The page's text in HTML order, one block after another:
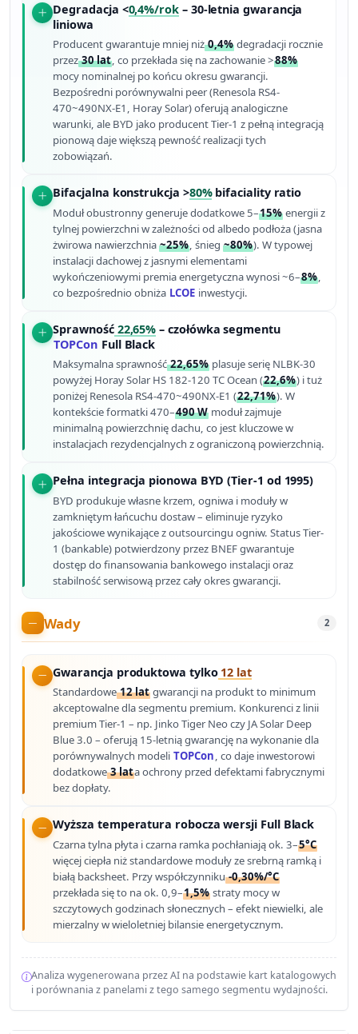
Degradacja <0,4%/rok– 30-letnia gwarancja
liniowa
Producent gwarantuje mniej niż0,4% degradacji rocznie
przez30 lat, co przekłada się na zachowanie >88%
mocy nominalnej po końcu okresu gwarancji.
Bezpośredni porównywalni peer (Renesola RS4-
470~490NX-E1, Horay Solar) oferują analogiczne
warunki, ale BYD jako producent Tier-1 z pełną integracją
pionową daje większą pewność realizacji tych
zobowiązań.
Bifacjalna konstrukcja >80%bifaciality ratio
Moduł obustronny generuje dodatkowe 5–15% energii z
tylnej powierzchni w zależności od albedo podłoża (jasna
żwirowa nawierzchnia~25%, śnieg~80%). W typowej
instalacji dachowej z jasnymi elementami
wykończeniowymi premia energetyczna wynosi ~6–8%,
co bezpośrednio obniża LCOE inwestycji.
Sprawność22,65% – czołówka segmentu
TOPCon Full Black
Maksymalna sprawność22,65% plasuje serię NLBK-30
powyżej Horay Solar HS 182-120 TC Ocean (22,6%) i tuż
poniżej Renesola RS4-470~490NX-E1 (22,71%). W
kontekście formatki 470–490 W moduł zajmuje
minimalną powierzchnię dachu, co jest kluczowe w
instalacjach rezydencjalnych z ograniczoną powierzchnią.
Pełna integracja pionowa BYD (Tier-1 od 1995)
BYD produkuje własne krzem, ogniwa i moduły w
zamkniętym łańcuchu dostaw – eliminuje ryzyko
jakościowe wynikające z outsourcingu ogniw. Status Tier-
1 (bankable) potwierdzony przez BNEF gwarantuje
dostęp do finansowania bankowego instalacji oraz
stabilność serwisową przez cały okres gwarancji.
Wady 2
Gwarancja produktowa tylko12 lat
Standardowe12 lat gwarancji na produkt to minimum
akceptowalne dla segmentu premium. Konkurenci z linii
premium Tier-1 – np. Jinko Tiger Neo czy JA Solar Deep
Blue 3.0 – oferują 15-letnią gwarancję na wykonanie dla
porównywalnych modeli TOPCon, co daje inwestorowi
dodatkowe3 lata ochrony przed defektami fabrycznymi
bez dopłaty.
Wyższa temperatura robocza wersji Full Black
Czarna tylna płyta i czarna ramka pochłaniają ok. 3–5°C
więcej ciepła niż standardowe moduły ze srebrną ramką i
białą backsheet. Przy współczynniku-0,30%/°C
przekłada się to na ok. 0,9–1,5% straty mocy w
szczytowych godzinach słonecznych – efekt niewielki, ale
mierzalny w wieloletniej bilansie energetycznym.
Analiza wygenerowana przez AI na podstawie kart katalogowych
i porównania z panelami z tego samego segmentu wydajności.